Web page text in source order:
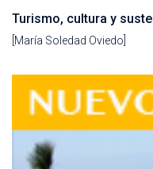
Turismo, cultura y
[María Soledad Oviedo]